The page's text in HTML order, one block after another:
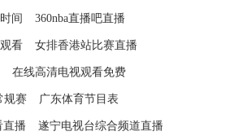
间 360nba直播吧直播
看 女排香港站比赛直播
在线高清电视观看免费
规赛 广东体育节目表
直播 遂宁电视台综合频道直播